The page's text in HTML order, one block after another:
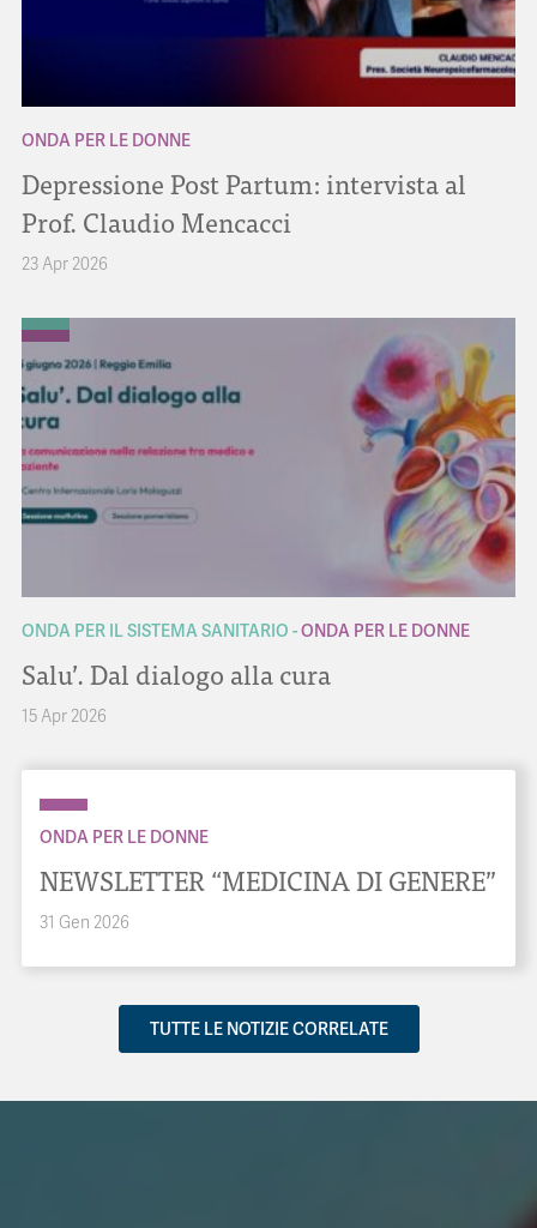
ONDA PER LE DONNE
Depressione Post Partum: intervista al
Prof. Claudio Mencacci
23 Apr 2026
ONDA PER IL SISTEMA SANITARIO ONDA PER LE DONNE
Salu’. Dal dialogo alla cura
15 Apr 2026
ONDA PER LE DONNE
NEWSLETTER “MEDICINA DI GENERE”
31 Gen 2026
TUTTE LE NOTIZIE CORRELATE